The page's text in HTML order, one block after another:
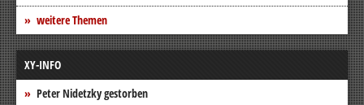
weitere Themen
XY-INFO
Peter Nidetzky gestorben